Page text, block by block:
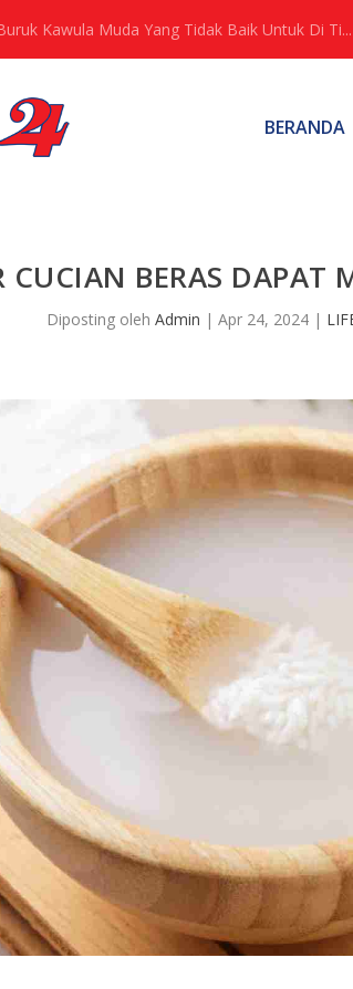
Kawula Muda Yang Tidak Baik Untuk Di Ti...
BERANDA
CUCIAN BERAS DAPAT
Diposting oleh Admin | Apr 24, 2024|